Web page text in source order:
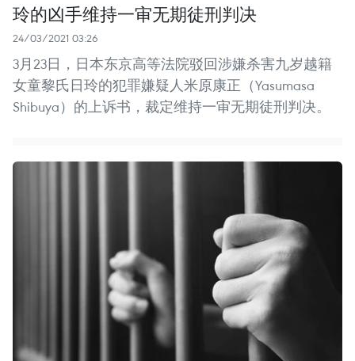
玲的凶手维持一审无期徒刑判决
24/03/2021 03:26
3月23日，日本东京高等法院驳回涉嫌杀害九岁越籍
女童黎氏日玲的犯罪嫌疑人米原康正（Yasumasa
Shibuya）的上诉书，裁定维持一审无期徒刑判决。